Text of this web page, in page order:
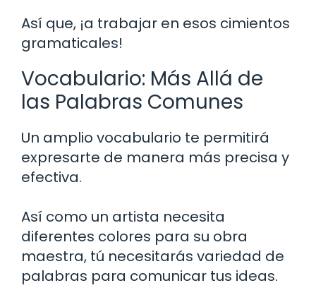
Así que, ¡a trabajar en esos cimientos
gramaticales!
Vocabulario: Más Allá de
las Palabras Comunes
Un amplio vocabulario te permitirá
expresarte de manera más precisa y
efectiva.
Así como un artista necesita
diferentes colores para su obra
maestra, tú necesitarás variedad de
palabras para comunicar tus ideas.